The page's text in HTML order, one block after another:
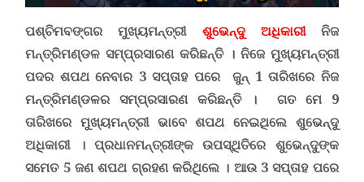
ପଶ୍ଚିମବଙ୍ଗର ମୁଖ୍ୟମନ୍ତ୍ରୀ ଶୁଭେନ୍ଦୁ ଅଧିକାରୀନିଜ
ମନ୍ତ୍ରିମଣ୍ଡଳ ସମ୍ପ୍ରସାରଣ କରିଛନ୍ତି । ନିଜେ ମୁଖ୍ୟମନ୍ତ୍ରୀ
ପଦର ଶପଥ ନେବାର 3 ସପ୍ତାହ ପରେ ଜୁନ୍ 1 ତାରିଖରେ ନିଜ
ମନ୍ତ୍ରିମଣ୍ଡଳର ସମ୍ପ୍ରସାରଣ କରିଛନ୍ତି । ଗତ ମେ 9
ତାରିଖରେ ମୁଖ୍ୟମନ୍ତ୍ରୀ ଭାବେ ଶପଥ ନେଇଥିଲେ ଶୁଭେନ୍ଦୁ
ଅଧିକାରୀ । ପ୍ରଧାନମନ୍ତ୍ରୀଙ୍କ ଉପସ୍ଥିତିରେ ଶୁଭେନ୍ଦୁଙ୍କ
ସମେତ 5 ଜଣ ଶପଥ ଗ୍ରହଣ କରିଥିଲେ । ଆଉ 3 ସପ୍ତାହ ପରେ